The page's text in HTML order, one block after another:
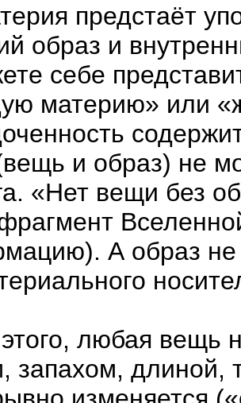
предстаёт
образ и
себе
материю» или
и образ) не
«Нет вещи без
А образ не
любая вещь
запахом,